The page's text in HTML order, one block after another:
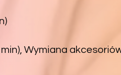
Wymiana